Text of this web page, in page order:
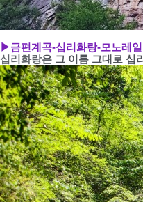
▶금편계곡-십리화랑-모노레일
십리화랑은 그 이름 그대로 십